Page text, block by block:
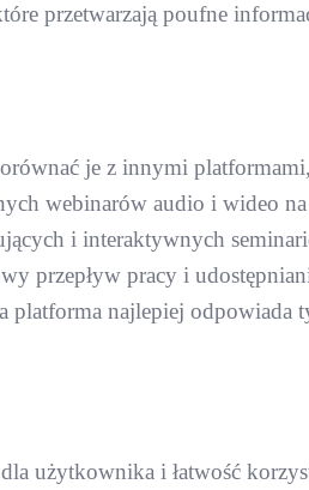
przetwarzają poufne
je z innymi
webinarów audio i wideo
i interaktywnych
przepływ pracy i
platforma najlepiej odpowiada
użytkownika i łatwość